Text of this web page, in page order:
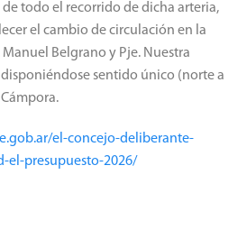
todo el recorrido de dicha arteria,
el cambio de circulación en la
Belgrano y Pje. Nuestra
sentido único (norte a
el-concejo-deliberante-
el-presupuesto-2026/